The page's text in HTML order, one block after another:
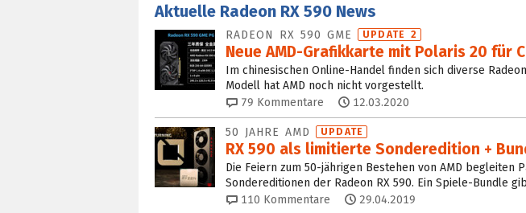
Aktuelle Radeon RX 590 News
RADEON RX 590 GME UPDATE 2
Neue AMD-Grafikkarte mit Polaris 20 für
Im chinesischen Online-Handel finden sich diverse
Modell hat AMD noch nicht vorgestellt.
79 Kommentare 12.03.2020
50 JAHRE AMD UPDATE
RX 590 als limitierte Sonderedition +
Die Feiern zum 50-jährigen Bestehen von AMD begleiten
Sondereditionen der Radeon RX 590. Ein Spiele-Bundle
110 Kommentare 29.04.2019